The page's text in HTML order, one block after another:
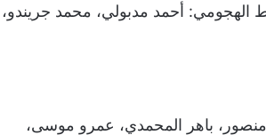
أحمد مدبولي، محمد جريندو،
باهر المحمدي، عمرو موسى،